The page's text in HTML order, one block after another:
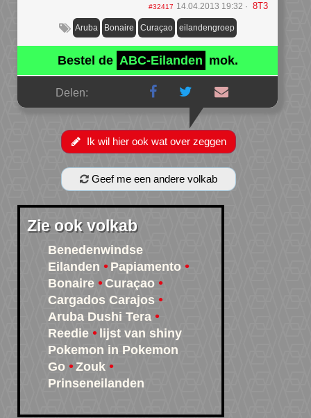
#32417 14.04.2013 19:32 8T3
Aruba Bonaire Curaçao eilandengroep
Bestel de ABC-Eilanden mok.
Delen:
Ik wil hier ook wat over zeggen
Geef me een andere volkab
Zie ook volkab
Benedenwindse
Eilanden
Papiamento
Bonaire
Curaçao
Cargados Carajos
Aruba Dushi Tera
Reedie
lijst van shiny
Pokemon in Pokemon
Go
Zouk
Prinseneilanden